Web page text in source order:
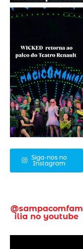
Siga-nos no
Instagram
@sampacomfam
ilia no youtube